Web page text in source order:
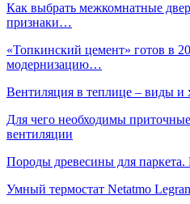
Как выбрать межкомнатные
признаки…
«Топкинский цемент» готов в
модернизацию…
Вентиляция в теплице – виды и
Для чего необходимы
вентиляции
Породы древесины для паркета.
Умный термостат Netatmo